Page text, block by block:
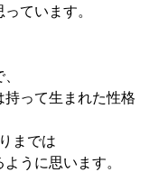
ています。
って生まれた性格
までは
うに思います。